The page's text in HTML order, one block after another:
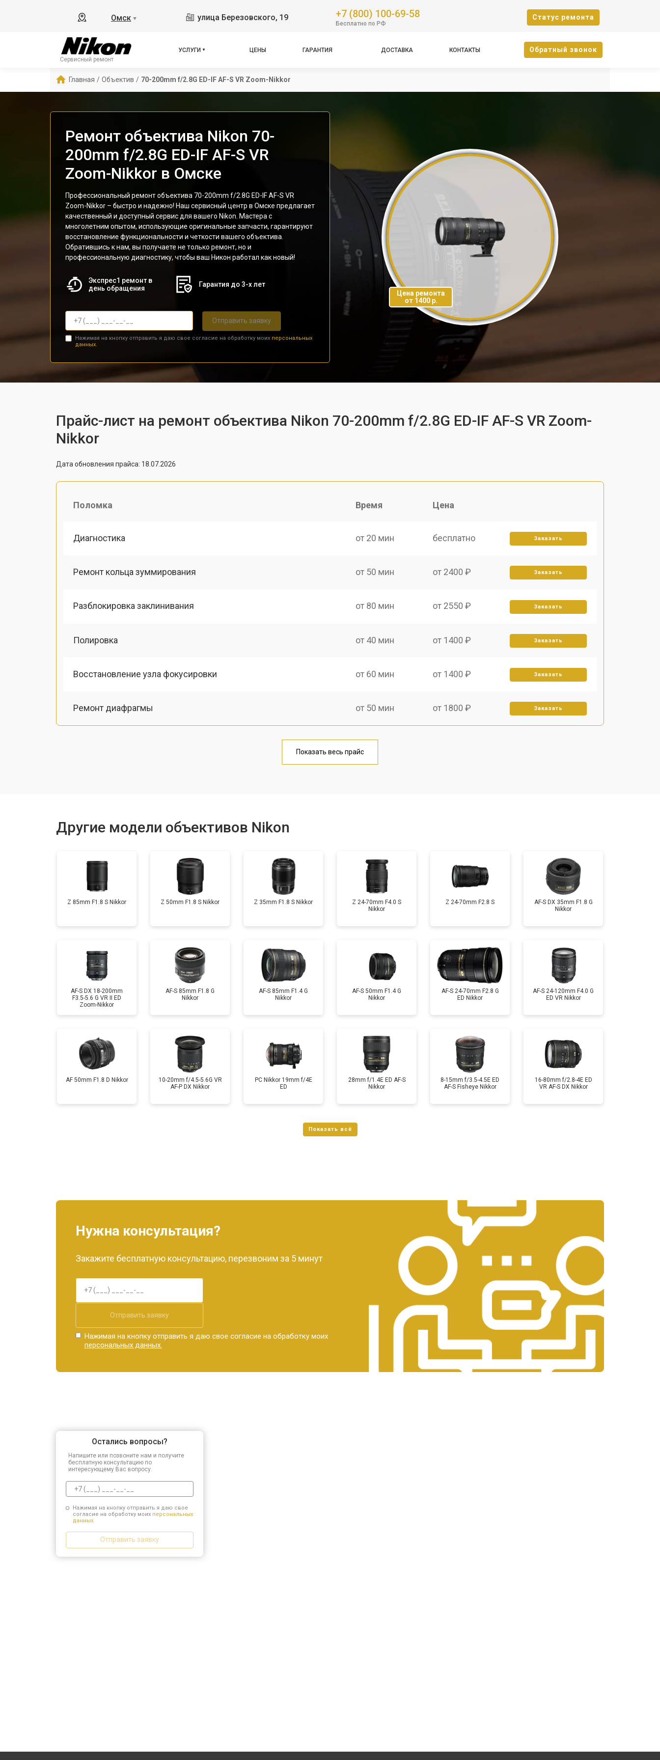
Омск ▼ улица Березовского, 19 +7 (800) 100-69-58
Бесплатно по РФ
Cтатус ремонта
Сервисный ремонт
УСЛУГИ ЦЕНЫ ГАРАНТИЯ ДОСТАВКА КОНТАКТЫ Oбратный звонок
Главная / Объектив / 70-200mm f/2.8G ED-IF AF-S VR Zoom-Nikkor
Ремонт объектива Nikon 70-
200mm f/2.8G ED-IF AF-S VR
Zoom-Nikkor в Омске
Профессиональный ремонт объектива 70-200mm f/2.8G ED-IF AF-S VR
Zoom-Nikkor – быстро и надежно! Наш сервисный центр в Омске предлагает
качественный и доступный сервис для вашего Nikon. Мастера с
многолетним опытом, использующие оригинальные запчасти, гарантируют
восстановление функциональности и четкости вашего объектива.
Обратившись к нам, вы получаете не только ремонт, но и
профессиональную диагностику, чтобы ваш Никон работал как новый!
Экспрес1 ремонт в
день обращения
Гарантия до 3-х лет
Отправить заявку
Нажимая на кнопку отправить я даю свое согласие на обработку моих персональных
данных.
Цена ремонта
от 1400 р.
Прайс-лист на ремонт объектива Nikon 70-200mm f/2.8G ED-IF AF-S VR Zoom-
Nikkor
Дата обновления прайса: 18.07.2026
Поломка Время Цена
Диагностика от 20 мин бесплатно Заказать
Ремонт кольца зуммирования от 50 мин от 2400 ₽ Заказать
Разблокировка заклинивания от 80 мин от 2550 ₽ Заказать
Полировка от 40 мин от 1400 ₽ Заказать
Восстановление узла фокусировки от 60 мин от 1400 ₽ Заказать
Ремонт диафрагмы от 50 мин от 1800 ₽ Заказать
от 60 мин
Ремонт шлейфа оптического стабилизатора от 80 мин от 2600 ₽ Заказать
Показать весь прайс
Другие модели объективов Nikon
Z 85mm F1.8 S Nikkor Z 50mm F1.8 S Nikkor Z 35mm F1.8 S Nikkor
Z 24-70mm F4.0 S
Nikkor
Z 24-70mm F2.8 S
AF-S DX 35mm F1.8 G
Nikkor
AF-S DX 18-200mm
F3.5-5.6 G VR II ED
Zoom-Nikkor
AF-S 85mm F1.8 G
Nikkor
AF-S 85mm F1.4 G
Nikkor
AF-S 50mm F1.4 G
Nikkor
AF-S 24-70mm F2.8 G
ED Nikkor
AF-S 24-120mm F4.0 G
ED VR Nikkor
AF 50mm F1.8 D Nikkor
10-20mm f/4.5-5.6G VR
AF-P DX Nikkor
PC Nikkor 19mm f/4E
ED
28mm f/1.4E ED AF-S
Nikkor
8-15mm f/3.5-4.5E ED
AF-S Fisheye Nikkor
16-80mm f/2.8-4E ED
VR AF-S DX Nikkor
Нужна консультация?
Закажите бесплатную консультацию, перезвоним за 5 минут
Отправить заявку
Нажимая на кнопку отправить я даю свое согласие на обработку моих
персональных данных.
Остались вопросы?
Напишите или позвоните нам и получите
бесплатную консультацию по
интересующему Вас вопросу.
Нажимая на кнопку отправить я даю свое
согласие на обработку моих персональных
данных.
Отправить заявку